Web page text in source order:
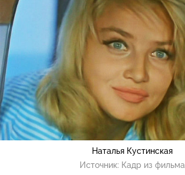
Наталья Кустинская
Источник: Кадр из фильма